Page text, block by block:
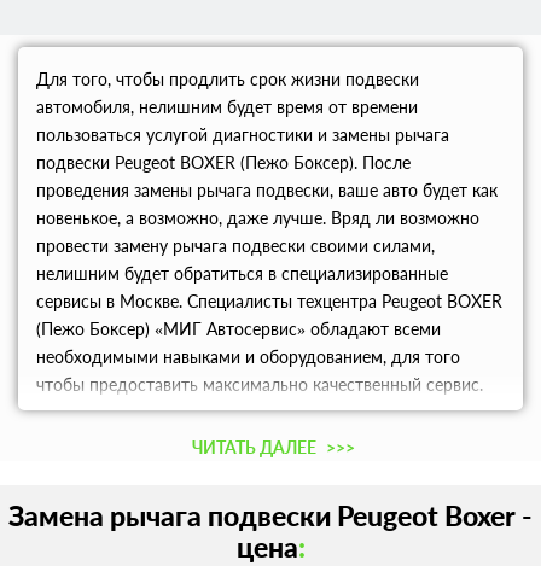
Для того, чтобы продлить срок жизни подвески
автомобиля, нелишним будет время от времени
пользоваться услугой диагностики и замены рычага
подвески Peugeot BOXER (Пежо Боксер). После
проведения замены рычага подвески, ваше авто будет как
новенькое, а возможно, даже лучше. Вряд ли возможно
провести замену рычага подвески своими силами,
нелишним будет обратиться в специализированные
сервисы в Москве. Специалисты техцентра Peugeot BOXER
(Пежо Боксер) «МИГ Автосервис» обладают всеми
необходимыми навыками и оборудованием, для того
чтобы предоставить максимально качественный сервис.
Адекватные цены и отличное качество услуг оставят
приятное впечатление.ЧИТАТЬ ДАЛЕЕ >>>
Замена рычага подвески Peugeot Boxer -
цена: